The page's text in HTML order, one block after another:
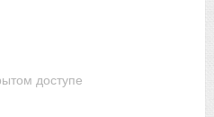
доступе